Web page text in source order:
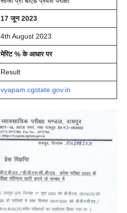
17 जून 2023
4th August 2023
मेरिट % के आधार पर
Result
vyapam.cgstate.gov.in